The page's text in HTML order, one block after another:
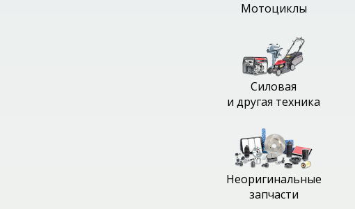
Мотоциклы
Силовая
и другая техника
Неоригинальные
запчасти